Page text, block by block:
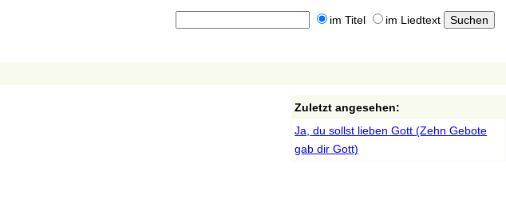
im Titel im Liedtext
Zuletzt angesehen:
Ja, du sollst lieben Gott (Zehn Gebote
gab dir Gott)